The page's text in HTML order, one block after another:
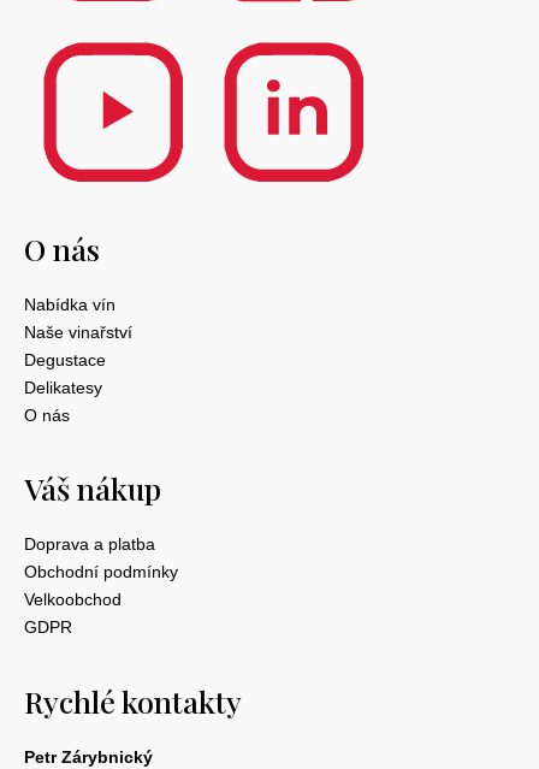
O nás
Nabídka vín
Naše vinařství
Degustace
Delikatesy
O nás
Váš nákup
Doprava a platba
Obchodní podmínky
Velkoobchod
GDPR
Rychlé kontakty
Petr Zárybnický